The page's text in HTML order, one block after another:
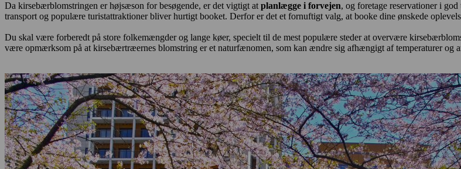
Da kirsebærblomstringen er højsæson for besøgende, er det vigtigt at planlægge i forvejen, og foretage reservationer i
transport og populære turistattraktioner bliver hurtigt booket. Derfor er det et fornuftigt valg, at booke dine ønskede
Du skal være forberedt på store folkemængder og lange køer, specielt til de mest populære steder at overvære
være opmærksom på at kirsebærtræernes blomstring er et naturfænomen, som kan ændre sig afhængigt af temperaturer og